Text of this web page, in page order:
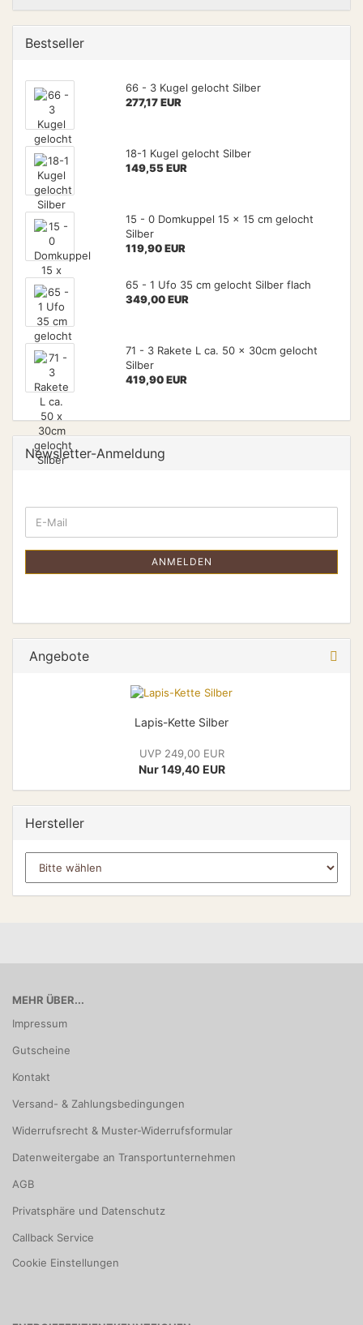
Bestseller
66 - 3 Kugel gelocht Silber
277,17 EUR
18-1 Kugel gelocht Silber
149,55 EUR
15 - 0 Domkuppel 15 x 15 cm gelocht
Silber
119,90 EUR
65 - 1 Ufo 35 cm gelocht Silber flach
349,00 EUR
71 - 3 Rakete L ca. 50 x 30cm gelocht
Silber
419,90 EUR
Newsletter-Anmeldung
ANMELDEN
Angebote
Lapis-Kette Silber
UVP 249,00 EUR
Nur 149,40 EUR
Hersteller
MEHR ÜBER...
Impressum
Gutscheine
Kontakt
Versand- & Zahlungsbedingungen
Widerrufsrecht & Muster-Widerrufsformular
Datenweitergabe an Transportunternehmen
AGB
Privatsphäre und Datenschutz
Callback Service
Cookie Einstellungen